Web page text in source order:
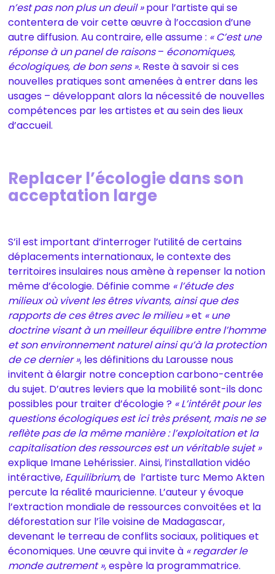
n’est pas non plus un deuil »pour l’artiste qui se
contentera de voir cette œuvre à l’occasion d’une
autre diffusion. Au contraire, elle assume : « C’est une
réponse à un panel de raisons– économiques,
écologiques, de bon sens ». Reste à savoir si ces
nouvelles pratiques sont amenées à entrer dans les
usages – développant alors la nécessité de nouvelles
compétences par les artistes et au sein des lieux
d’accueil.
Replacer l’écologie dans son
acceptation large
S’il est important d’interroger l’utilité de certains
déplacements internationaux, le contexte des
territoires insulaires nous amène à repenser la notion
même d’écologie. Définie comme « l’étude des
milieux où vivent les êtres vivants, ainsi que des
rapports de ces êtres avec le milieu »et « une
doctrine visant à un meilleur équilibre entre l’homme
et son environnement naturel ainsi qu’à la protection
de ce dernier », les définitions du Larousse nous
invitent à élargir notre conception carbono-centrée
du sujet. D’autres leviers que la mobilité sont-ils donc
possibles pour traiter d’écologie ? « L’intérêt pour les
questions écologiques est ici très présent, mais ne se
reflète pas de la même manière : l’exploitation et la
capitalisation des ressources est un véritable sujet »
explique Imane Lehérissier. Ainsi, l’installation vidéo
intéractive, Equilibrium, de l’artiste turc Memo Akten
percute la réalité mauricienne. L’auteur y évoque
l’extraction mondiale de ressources convoitées et la
déforestation sur l’île voisine de Madagascar,
devenant le terreau de conflits sociaux, politiques et
économiques. Une œuvre qui invite à « regarder le
monde autrement », espère la programmatrice.